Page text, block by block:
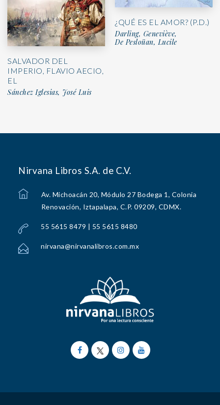
SALVADOR DEL
IMPERIO, FLAVIO AECIO,
EL
Sánchez Iglesias, José Luis
¿QUÉ ES EL AMOR? (P.D.)
Darling, Geneviève,
De Pesloüan, Lucile
Nirvana Libros S.A. de C.V.
Av. Michoacán 20, Módulo 27 Bodega 1, Colonia
Renovación, Iztapalapa, C.P. 09209, CDMX.
55 5615 8479 | 55 5615 8480
nirvana@nirvanalibros.com.mx